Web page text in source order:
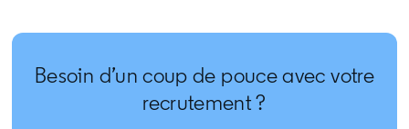
Besoin d’un coup de pouce avec votre
recrutement ?